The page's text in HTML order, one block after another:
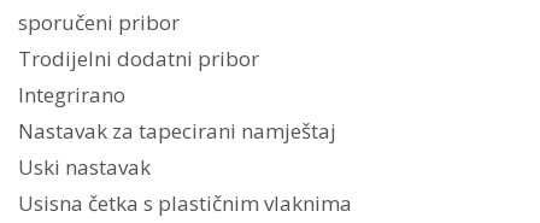
sporučeni pribor
Trodijelni dodatni pribor
Integrirano
Nastavak za tapecirani namještaj
Uski nastavak
Usisna četka s plastičnim vlaknima